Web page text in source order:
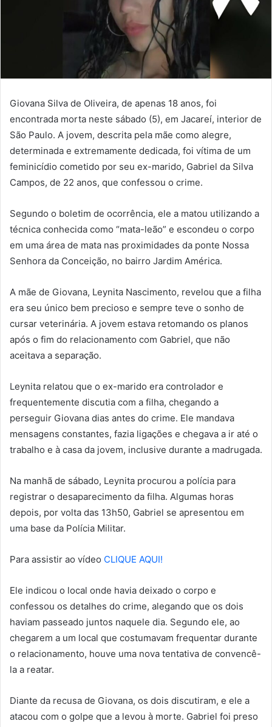
Giovana Silva de Oliveira, de apenas 18 anos, foi
encontrada morta neste sábado (5), em Jacareí, interior de
São Paulo. A jovem, descrita pela mãe como alegre,
determinada e extremamente dedicada, foi vítima de um
feminicídio cometido por seu ex-marido, Gabriel da Silva
Campos, de 22 anos, que confessou o crime.
Segundo o boletim de ocorrência, ele a matou utilizando a
técnica conhecida como “mata-leão” e escondeu o corpo
em uma área de mata nas proximidades da ponte Nossa
Senhora da Conceição, no bairro Jardim América.
A mãe de Giovana, Leynita Nascimento, revelou que a filha
era seu único bem precioso e sempre teve o sonho de
cursar veterinária. A jovem estava retomando os planos
após o fim do relacionamento com Gabriel, que não
aceitava a separação.
Leynita relatou que o ex-marido era controlador e
frequentemente discutia com a filha, chegando a
perseguir Giovana dias antes do crime. Ele mandava
mensagens constantes, fazia ligações e chegava a ir até o
trabalho e à casa da jovem, inclusive durante a madrugada.
Na manhã de sábado, Leynita procurou a polícia para
registrar o desaparecimento da filha. Algumas horas
depois, por volta das 13h50, Gabriel se apresentou em
uma base da Polícia Militar.
Para assistir ao vídeo CLIQUE AQUI!
Ele indicou o local onde havia deixado o corpo e
confessou os detalhes do crime, alegando que os dois
haviam passeado juntos naquele dia. Segundo ele, ao
chegarem a um local que costumavam frequentar durante
o relacionamento, houve uma nova tentativa de convencê-
la a reatar.
Diante da recusa de Giovana, os dois discutiram, e ele a
atacou com o golpe que a levou à morte. Gabriel foi preso